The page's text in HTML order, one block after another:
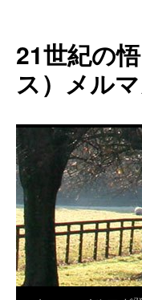
テ
ン
ツ
へ
キ
ッ
プ
21世紀の
ス）メル